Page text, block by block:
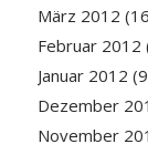
März 2012
Februar 2012
Januar 2012
Dezember
November